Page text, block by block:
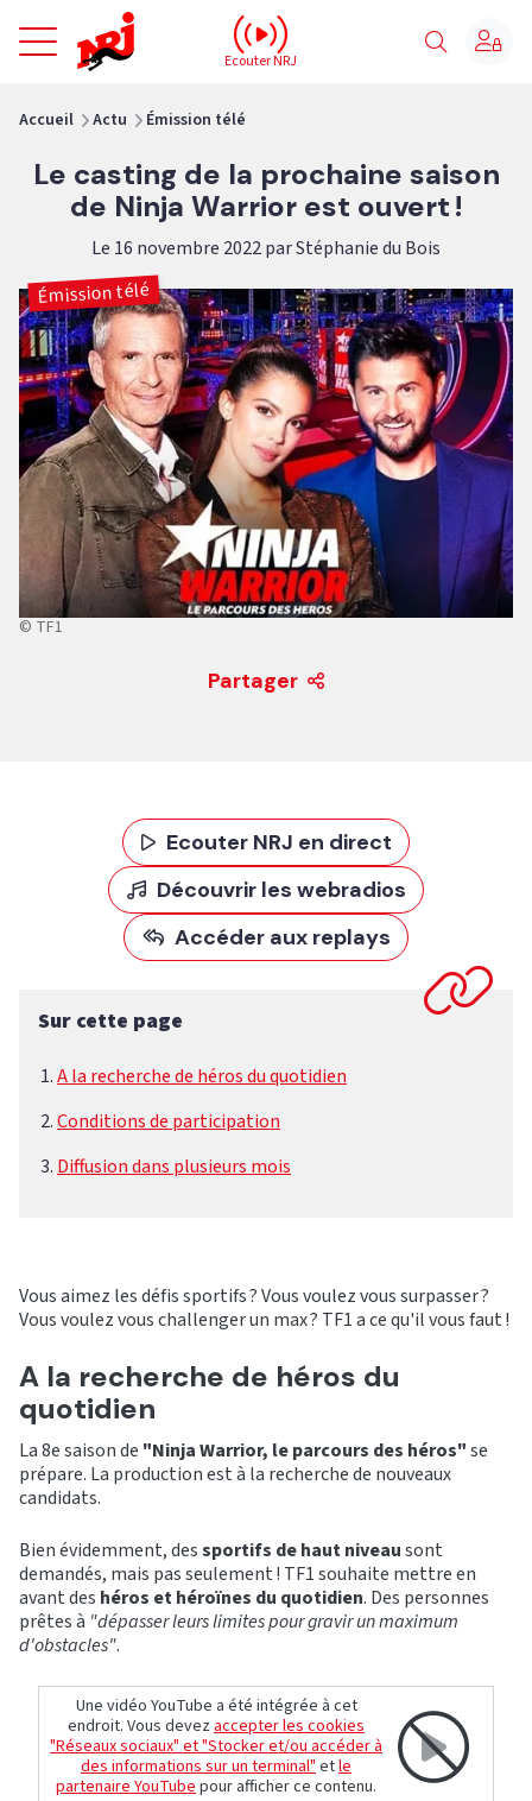
NRJ - Accueil
Ecouter NRJ
Accueil Actu Émission télé
Le casting de la prochaine saison
de Ninja Warrior est ouvert !
Le 16 novembre 2022 par Stéphanie du Bois
Émission télé
© TF1
Partager
Ecouter NRJ en direct
Découvrir les webradios
Accéder aux replays
Sur cette page
A la recherche de héros du quotidien
Conditions de participation
Diffusion dans plusieurs mois
Vous aimez les défis sportifs ? Vous voulez vous surpasser ?
Vous voulez vous challenger un max ? TF1 a ce qu'il vous faut !
A la recherche de héros du
quotidien
La 8e saison de "Ninja Warrior, le parcours des héros"se
prépare. La production est à la recherche de nouveaux
candidats.
Bien évidemment, dessportifs de haut niveausont
demandés, mais pas seulement ! TF1 souhaite mettre en
avant des héros et héroïnes du quotidien. Des personnes
prêtes à "dépasser leurs limites pour gravir un maximum
d'obstacles".
Une vidéo YouTube a été intégrée à cet
endroit. Vous devezaccepter les cookies
"Réseaux sociaux" et "Stocker et/ou accéder à
des informations sur un terminal"etle
partenaire YouTubepour afficher ce contenu.